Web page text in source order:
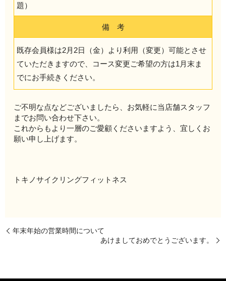
題）
備 考
既存会員様は2月2日（金）より利用（変更）可能とさせ
ていただきますので、コース変更ご希望の方は1月末ま
でにお手続きください。
ご不明な点などございましたら、お気軽に当店舗スタッフ
までお問い合わせ下さい。
これからもより一層のご愛顧くださいますよう、宜しくお
願い申し上げます。
トキノサイクリングフィットネス
年末年始の営業時間について
あけましておめでとうございます。